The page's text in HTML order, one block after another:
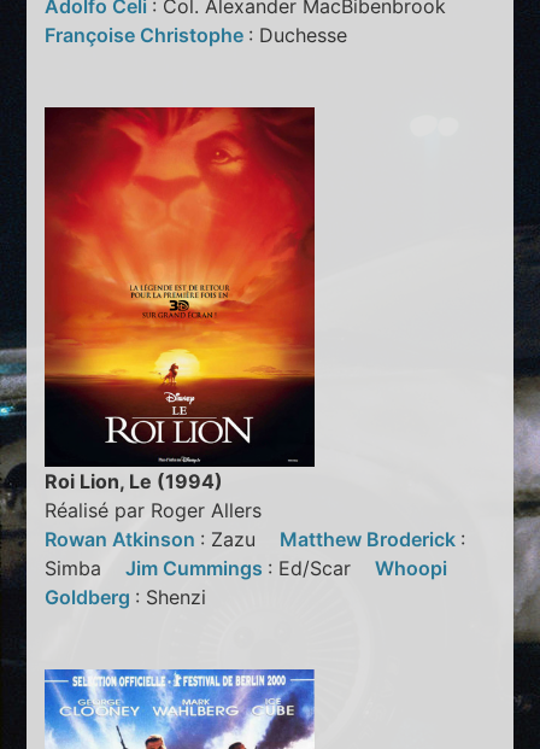
Adolfo Celi : Col. Alexander MacBibenbrook
Françoise Christophe : Duchesse
Roi Lion, Le (1994)
Réalisé par Roger Allers
Rowan Atkinson : Zazu Matthew Broderick :
SimbaJim Cummings : Ed/ScarWhoopi
Goldberg : Shenzi